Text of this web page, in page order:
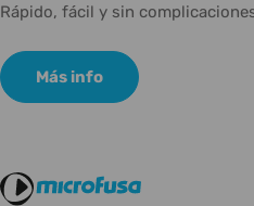
Rápido, fácil y sin
Más info